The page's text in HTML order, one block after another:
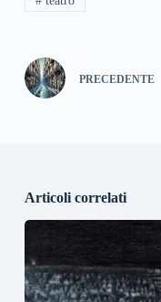
PRECEDENTE
Articoli correlati